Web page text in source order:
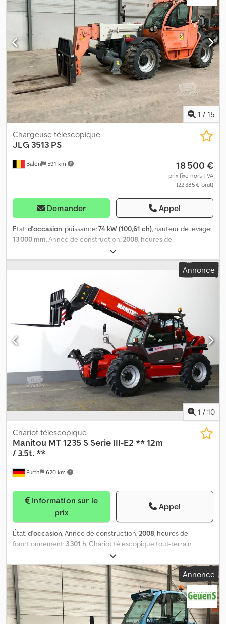
% Veuillez contacter le groupe PFEIFER pour plus d’informations.
1 / 15
Balen 591 km
Chargeuse télescopique
JLG 3513 PS
18 500 €
prix fixe hors TVA
(22 385 € brut)
Demander Appel
État:d'occasion, puissance:74 kW (100,61 ch), hauteur de levage:
13 000 mm, Année de construction:2008, heures de
, = Options et accessoires
supplémentaires = - Fourche de chargement Dkjdpfxezcpbuj
Aftsr = Informations complémentaires = Poids à vide : 10 740 kg
Capacité de levage : 3 500 kg Pour obtenir de plus amples
informations, veuillez contacter Geert Geuens.
Annonce
1 / 10
Fürth 620 km
Chariot télescopique
Manitou MT 1235 S Serie III-E2 ** 12m
/ 3.5t. **
prix
Appel
État:d'occasion, Année de construction:2008, heures de
fonctionnement: 3 301 h, Chariot télescopique tout-terrain
MANITOU, type : MT 1235 S Série III-E2 - 4x4x4, première mise en
service : 2009, CAPACITÉ DE LEVAGE : 3 500 kg, HAUTEUR DE
LEVAGE : 12,00 m, FOURCHES LONGUES (longueur des fourches : 1
200 mm / largeur d'attache : 1 100 mm) – GRILLE DE PROTECTION
DE CHARGE, ATTACHE RAPIDE, CIRCUIT HYDRAULIQUE
ADDITIONNEL, moteur diesel PERKINS 4 cylindres (type :
2160/2200 – 83,64 ch / 61,50 kW à 2 200 tr/min), TRANSMISSION
Annonce